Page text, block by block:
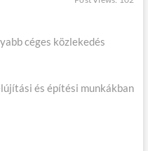
céges közlekedés
és építési munkákban